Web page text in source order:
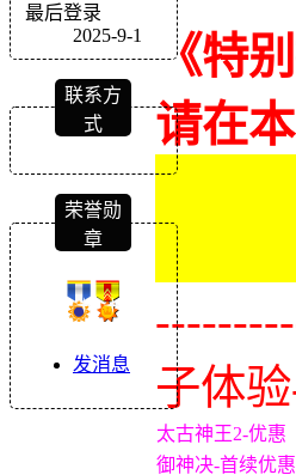
最后登录
2025-9-1
联系方
式
荣誉勋
章
发消息
《特
请在
子体
太古神王2-优惠
御神决-首续优惠